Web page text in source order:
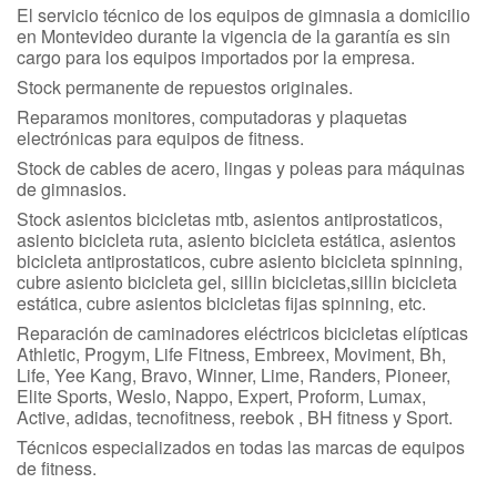
El servicio técnico de los equipos de gimnasia a domicilio
en Montevideo durante la vigencia de la garantía es sin
cargo para los equipos importados por la empresa.
Stock permanente de repuestos originales.
Reparamos monitores, computadoras y plaquetas
electrónicas para equipos de fitness.
Stock de cables de acero, lingas y poleas para máquinas
de gimnasios.
Stock asientos bicicletas mtb, asientos antiprostaticos,
asiento bicicleta ruta, asiento bicicleta estática, asientos
bicicleta antiprostaticos, cubre asiento bicicleta spinning,
cubre asiento bicicleta gel, sillin bicicletas,sillin bicicleta
estática, cubre asientos bicicletas fijas spinning, etc.
Reparación de caminadores eléctricos bicicletas elípticas
Athletic, Progym, Life Fitness, Embreex, Moviment, Bh,
Life, Yee Kang, Bravo, Winner, Lime, Randers, Pioneer,
Elite Sports, Weslo, Nappo, Expert, Proform, Lumax,
Active, adidas, tecnofitness, reebok , BH fitness y Sport.
Técnicos especializados en todas las marcas de equipos
de fitness.